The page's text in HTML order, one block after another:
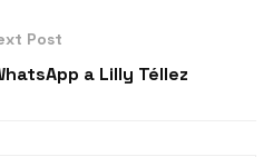
Post
a Lilly Téllez